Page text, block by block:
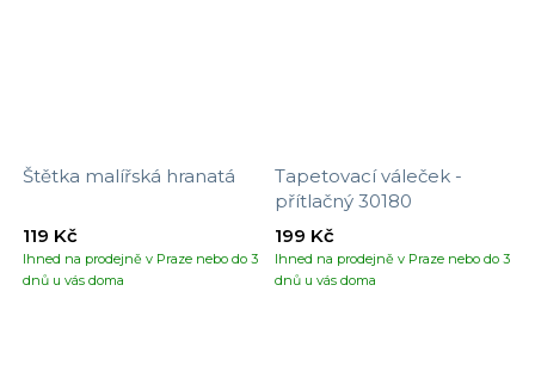
Štětka malířská hranatá
Ihned na prodejně v Praze nebo do 3
dnů u vás doma
119 Kč
Tapetovací váleček -
přítlačný 30180
Ihned na prodejně v Praze nebo do 3
dnů u vás doma
199 Kč